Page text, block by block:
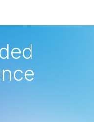
해 주세요:
×
생식 보건 연구